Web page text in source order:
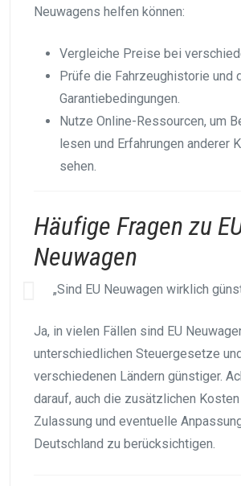
Neuwagens helfen können:
Vergleiche Preise bei
Prüfe die Fahrzeughistorie und
Garantiebedingungen.
Nutze Online-Ressourcen, um
lesen und Erfahrungen anderer
sehen.
Häufige Fragen zu
Neuwagen
„Sind EU Neuwagen wirklich
Ja, in vielen Fällen sind EU
unterschiedlichen Steuergesetze
verschiedenen Ländern günstiger.
darauf, auch die zusätzlichen
Zulassung und eventuelle
Deutschland zu berücksichtigen.